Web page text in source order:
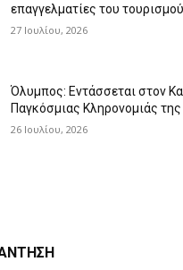
επαγγελματίες του
27 Ιουλίου, 2026
Όλυμπος: Εντάσσεται στον
Παγκόσμιας Κληρονομιάς της
26 Ιουλίου, 2026